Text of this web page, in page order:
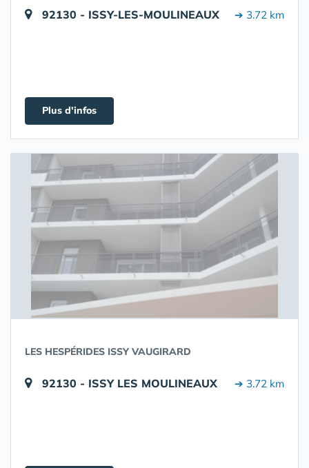
92130 - ISSY-LES-MOULINEAUX ➔ 3.72 km
Plus d'infos
LES HESPÉRIDES ISSY VAUGIRARD
92130 - ISSY LES MOULINEAUX ➔ 3.72 km